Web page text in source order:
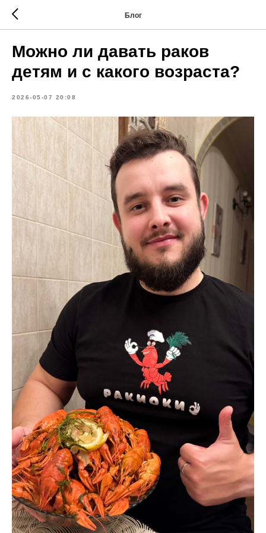
Блог
Можно ли давать раков
детям и с какого возраста?
2026-05-07 20:08